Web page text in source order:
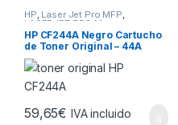
HP, Laser Jet Pro MFP,
LASERJET PRO M
HP CF244A Negro Cartucho
de Toner Original – 44A
59,65€ IVA incluido